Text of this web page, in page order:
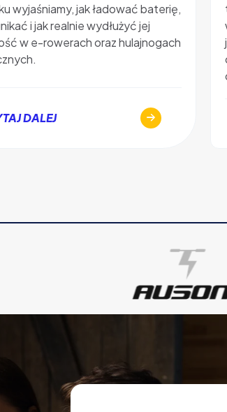
wyjaśniamy, jak ładować baterię,
i jak realnie wydłużyć jej
w e-rowerach oraz hulajnogach
DALEJ